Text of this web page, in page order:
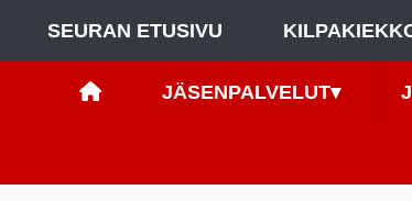
SEURAN ETUSIVU
JÄSENPALVELUT▾